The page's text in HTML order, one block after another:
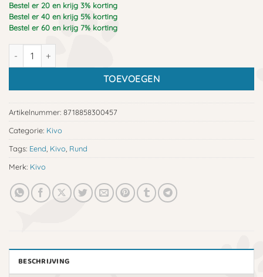
Bestel er 20 en krijg 3% korting
Bestel er 40 en krijg 5% korting
Bestel er 60 en krijg 7% korting
Kivo rund en eend puppy aantal
TOEVOEGEN
Artikelnummer: 8718858300457
Categorie: Kivo
Tags: Eend Kivo Rund
Merk: Kivo
BESCHRIJVING